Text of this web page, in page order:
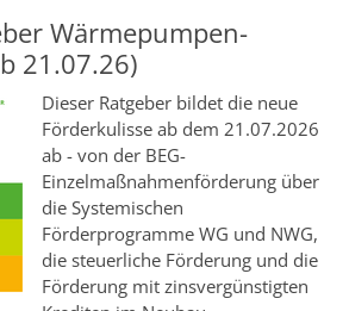
Wärmepumpen-
21.07.26)
Dieser Ratgeber bildet die neue
Förderkulisse ab dem 21.07.2026
ab - von der BEG-
Einzelmaßnahmenförderung über
die Systemischen
Förderprogramme WG und NWG,
die steuerliche Förderung und die
Förderung mit zinsvergünstigten